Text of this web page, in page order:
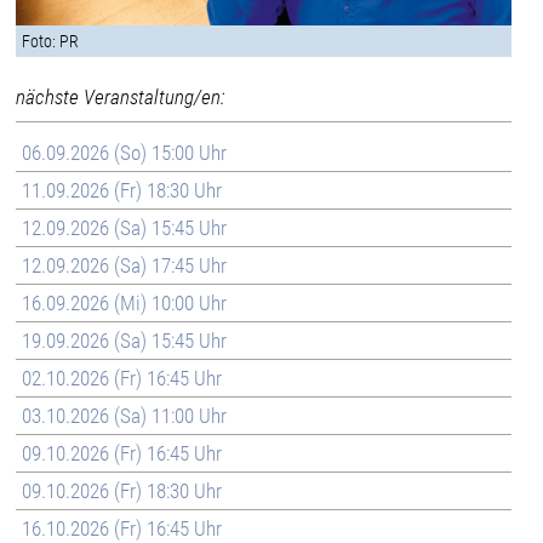
Foto: PR
nächste Veranstaltung/en:
06.09.2026 (So) 15:00 Uhr
11.09.2026 (Fr) 18:30 Uhr
12.09.2026 (Sa) 15:45 Uhr
12.09.2026 (Sa) 17:45 Uhr
16.09.2026 (Mi) 10:00 Uhr
19.09.2026 (Sa) 15:45 Uhr
02.10.2026 (Fr) 16:45 Uhr
03.10.2026 (Sa) 11:00 Uhr
09.10.2026 (Fr) 16:45 Uhr
09.10.2026 (Fr) 18:30 Uhr
16.10.2026 (Fr) 16:45 Uhr